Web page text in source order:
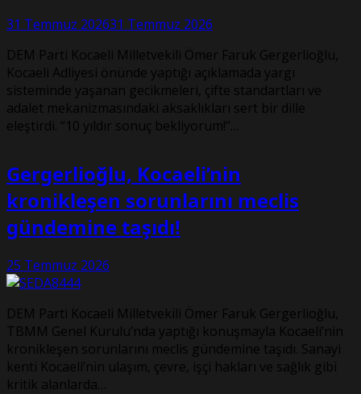
31 Temmuz 202631 Temmuz 2026
DEM Parti Kocaeli Milletvekili Ömer Faruk Gergerlioğlu,
Kocaeli Adliyesi önünde yaptığı açıklamada yargı
sisteminde yaşanan gecikmeleri, çifte standartları ve
adalet mekanizmasındaki aksaklıkları sert bir dille
eleştirdi. “10 yıldır sonuç bekliyorum!”…
Gergerlioğlu, Kocaeli’nin
kronikleşen sorunlarını meclis
gündemine taşıdı!
25 Temmuz 2026
DEM Parti Kocaeli Milletvekili Ömer Faruk Gergerlioğlu,
TBMM Genel Kurulu’nda yaptığı konuşmayla Kocaeli’nin
kronikleşen sorunlarını meclis gündemine taşıdı. Sanayi
kenti Kocaeli’nin ulaşım, çevre, işçi hakları ve sağlık gibi
kritik alanlarda…